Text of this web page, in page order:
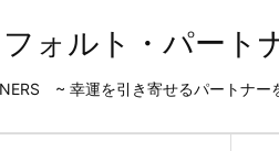
ォルト・パート
~ 幸運を引き寄せるパートナー